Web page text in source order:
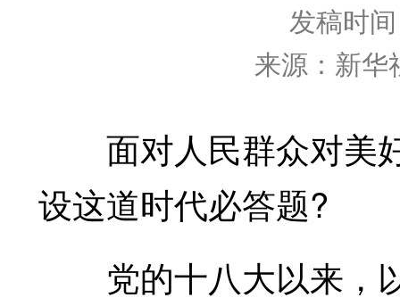
发稿时
来源：新华
面对人民群众对美
设这道时代必答题?
党的十八大以来，